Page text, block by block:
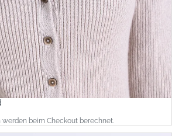
werden beim Checkout berechnet.